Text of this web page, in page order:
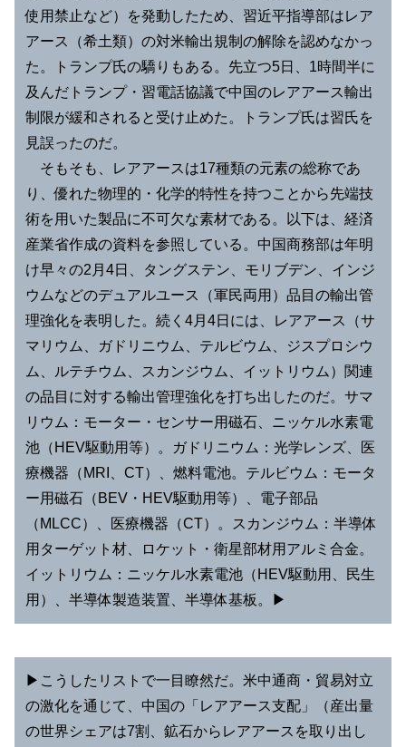
使用禁止など）を発動したため、習近平指導部はレア
アース（希土類）の対米輸出規制の解除を認めなかっ
た。トランプ氏の驕りもある。先立つ5日、1時間半に
及んだトランプ・習電話協議で中国のレアアース輸出
制限が緩和されると受け止めた。トランプ氏は習氏を
見誤ったのだ。
そもそも、レアアースは17種類の元素の総称であ
り、優れた物理的・化学的特性を持つことから先端技
術を用いた製品に不可欠な素材である。以下は、経済
産業省作成の資料を参照している。中国商務部は年明
け早々の2月4日、タングステン、モリブデン、インジ
ウムなどのデュアルユース（軍民両用）品目の輸出管
理強化を表明した。続く4月4日には、レアアース（サ
マリウム、ガドリニウム、テルビウム、ジスプロシウ
ム、ルテチウム、スカンジウム、イットリウム）関連
の品目に対する輸出管理強化を打ち出したのだ。サマ
リウム：モーター・センサー用磁石、ニッケル水素電
池（HEV駆動用等）。ガドリニウム：光学レンズ、医
療機器（MRI、CT）、燃料電池。テルビウム：モータ
ー用磁石（BEV・HEV駆動用等）、電子部品
（MLCC）、医療機器（CT）。スカンジウム：半導体
用ターゲット材、ロケット・衛星部材用アルミ合金。
イットリウム：ニッケル水素電池（HEV駆動用、民生
用）、半導体製造装置、半導体基板。▶︎
▶︎こうしたリストで一目瞭然だ。米中通商・貿易対立
の激化を通じて、中国の「レアアース支配」（産出量
の世界シェアは7割、鉱石からレアアースを取り出し